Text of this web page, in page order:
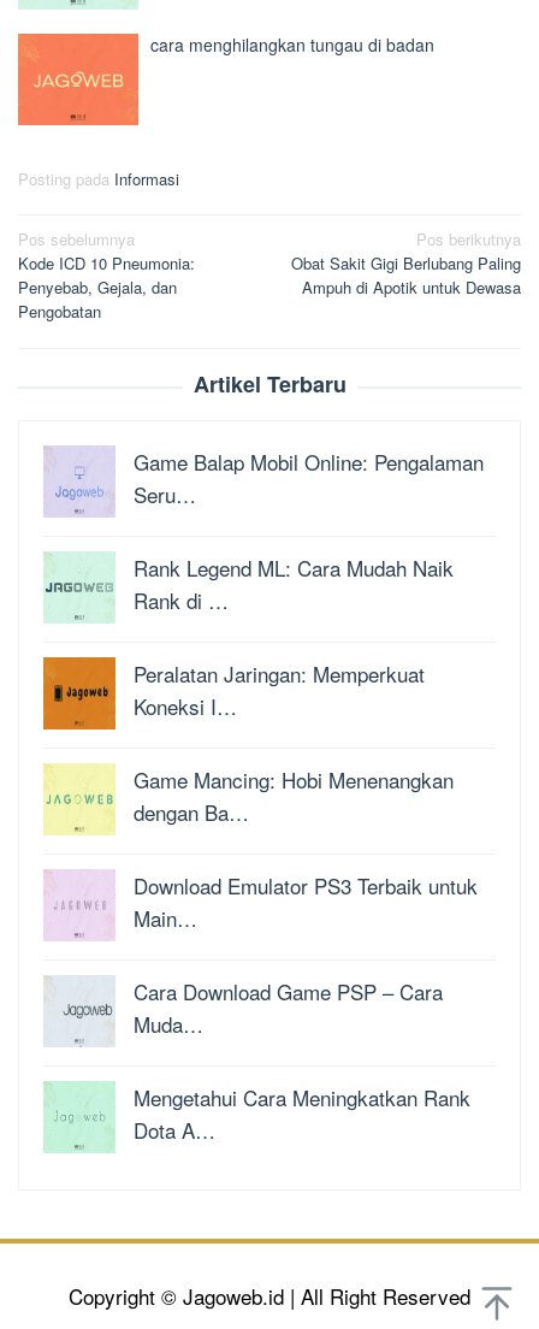
cara menghilangkan tungau di badan
Posting pada Informasi
Navigasi
pos
Pos sebelumnya
Kode ICD 10 Pneumonia:
Penyebab, Gejala, dan
Pengobatan
Pos berikutnya
Obat Sakit Gigi Berlubang Paling
Ampuh di Apotik untuk Dewasa
Artikel Terbaru
Game Balap Mobil Online: Pengalaman
Seru…
Rank Legend ML: Cara Mudah Naik
Rank di …
Peralatan Jaringan: Memperkuat
Koneksi I…
Game Mancing: Hobi Menenangkan
dengan Ba…
Download Emulator PS3 Terbaik untuk
Main…
Cara Download Game PSP – Cara
Muda…
Mengetahui Cara Meningkatkan Rank
Dota A…
Copyright © Jagoweb.id | All Right Reserved